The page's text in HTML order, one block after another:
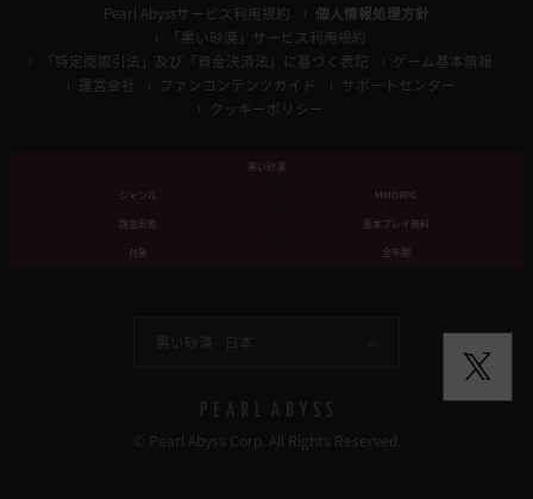
Pearl Abyssサービス利用規約
個人情報処理方針
「黒い砂漠」サービス利用規約
「特定商取引法」及び「資金決済法」に基づく表記
ゲーム基本情報
運営会社
ファンコンテンツガイド
サポートセンター
クッキーポリシー
黒い砂漠
ジャンル
MMORPG
課金形態
基本プレイ無料
対象
全年齢
黒い砂漠 - 日本
© Pearl Abyss Corp. All Rights Reserved.